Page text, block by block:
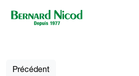
Précédent